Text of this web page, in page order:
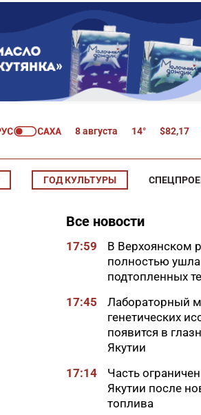
8 августа 14° $82,17
ГОД КУЛЬТУРЫ
Все новости
17:59
В Верхоянском
полностью
подтопленных
17:45
Лабораторный
генетических
появится в
Якутии
17:14
Часть
Якутии после
топлива